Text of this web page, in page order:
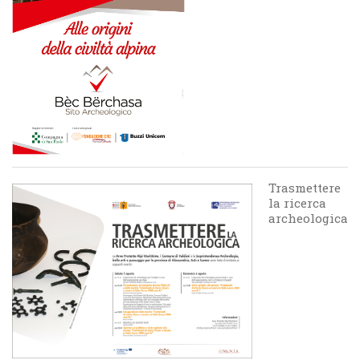
Trasmettere
la ricerca
archeologica